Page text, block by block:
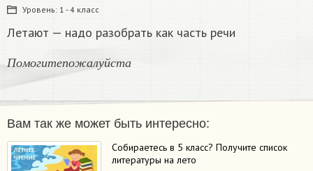
Уровень: 1 - 4 класс
Летают — надо разобрать как часть речи
П ом о г и т е п о ж ал у й с т а
По йс
Вам так же может быть интересно:
Собираетесь в 5 класс? Получите список
литературы на лето